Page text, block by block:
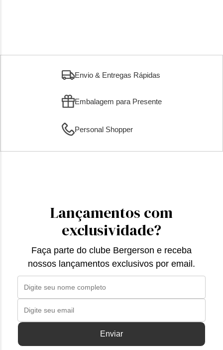
Envio & Entregas Rápidas
Embalagem para Presente
Personal Shopper
Lançamentos com
exclusividade?
Faça parte do clube Bergerson e receba
nossos lançamentos exclusivos por email.
Enviar